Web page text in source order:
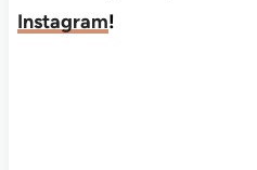
Instagram!